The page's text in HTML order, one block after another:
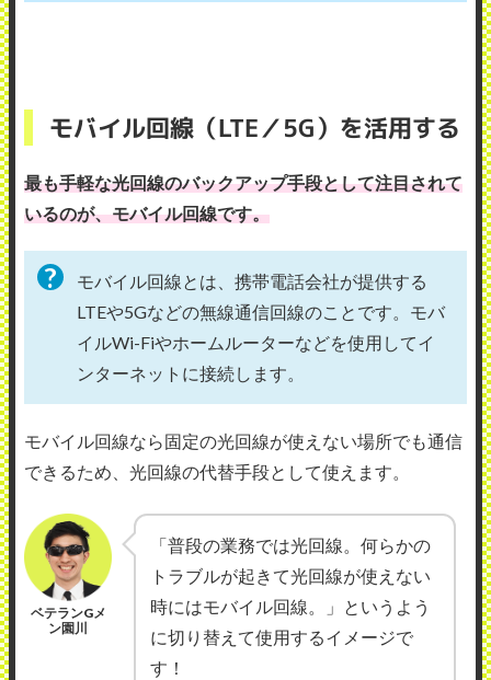
モバイル回線（LTE／5G）を活用する
最も手軽な光回線のバックアップ手段として注目されて
いるのが、モバイル回線です。
モバイル回線とは、携帯電話会社が提供する
LTEや5Gなどの無線通信回線のことです。モバ
イルWi-Fiやホームルーターなどを使用してイ
ンターネットに接続します。
モバイル回線なら固定の光回線が使えない場所でも通信
できるため、光回線の代替手段として使えます。
ベテランGメ
ン園川
「普段の業務では光回線。何らかの
トラブルが起きて光回線が使えない
時にはモバイル回線。」というよう
に切り替えて使用するイメージで
す！